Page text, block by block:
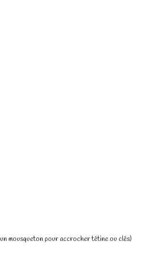
mousqueton pour accrocher tétine ou clés)